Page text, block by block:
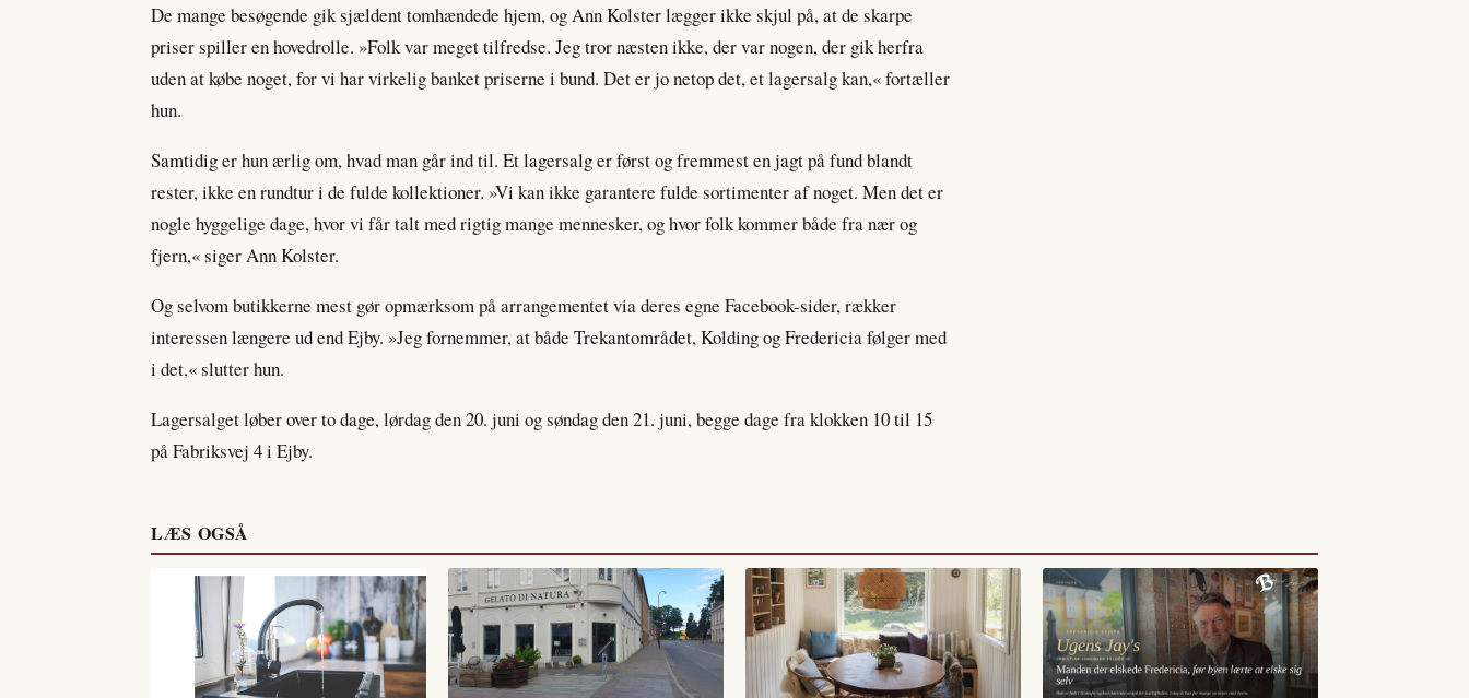
De mange besøgende gik sjældent tomhændede hjem, og Ann Kolster lægger ikke skjul på, at de skarpe
priser spiller en hovedrolle. »Folk var meget tilfredse. Jeg tror næsten ikke, der var nogen, der gik herfra
uden at købe noget, for vi har virkelig banket priserne i bund. Det er jo netop det, et lagersalg kan,« fortæller
hun.
Samtidig er hun ærlig om, hvad man går ind til. Et lagersalg er først og fremmest en jagt på fund blandt
rester, ikke en rundtur i de fulde kollektioner. »Vi kan ikke garantere fulde sortimenter af noget. Men det er
nogle hyggelige dage, hvor vi får talt med rigtig mange mennesker, og hvor folk kommer både fra nær og
fjern,« siger Ann Kolster.
Og selvom butikkerne mest gør opmærksom på arrangementet via deres egne Facebook-sider, rækker
interessen længere ud end Ejby. »Jeg fornemmer, at både Trekantområdet, Kolding og Fredericia følger med
i det,« slutter hun.
Lagersalget løber over to dage, lørdag den 20. juni og søndag den 21. juni, begge dage fra klokken 10 til 15
på Fabriksvej 4 i Ejby.
LÆS OGSÅ